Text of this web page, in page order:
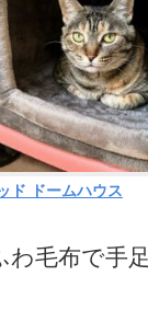
ド ドームハウス
わ毛布で手